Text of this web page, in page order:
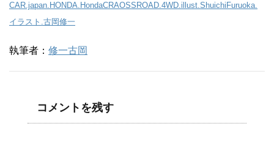
CAR.japan.HONDA.HondaCRAOSSROAD.4WD.illust.ShuichiFuruoka.
イラスト.古岡修一
執筆者： 修一古岡
コメントを残す